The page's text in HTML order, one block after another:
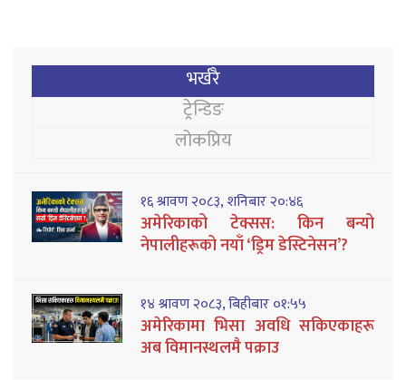
भर्खरै
ट्रेन्डिङ
लोकप्रिय
१६ श्रावण २०८३, शनिबार २०:४६
अमेरिकाको टेक्सस: किन बन्यो
नेपालीहरूको नयाँ ‘ड्रिम डेस्टिनेसन’?
१४ श्रावण २०८३, बिहीबार ०१:५५
अमेरिकामा भिसा अवधि सकिएकाहरू
अब विमानस्थलमै पक्राउ